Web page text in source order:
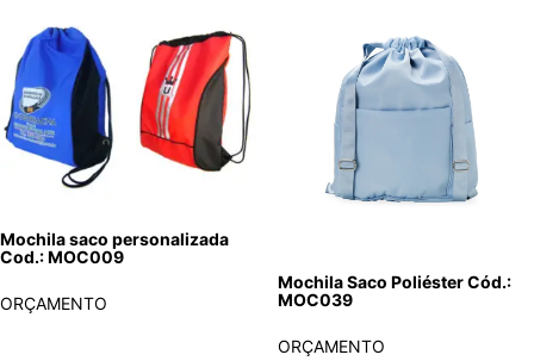
Mochila saco personalizada
Cod.: MOC009
ORÇAMENTO
Mochila Saco Poliéster Cód.:
MOC039
ORÇAMENTO